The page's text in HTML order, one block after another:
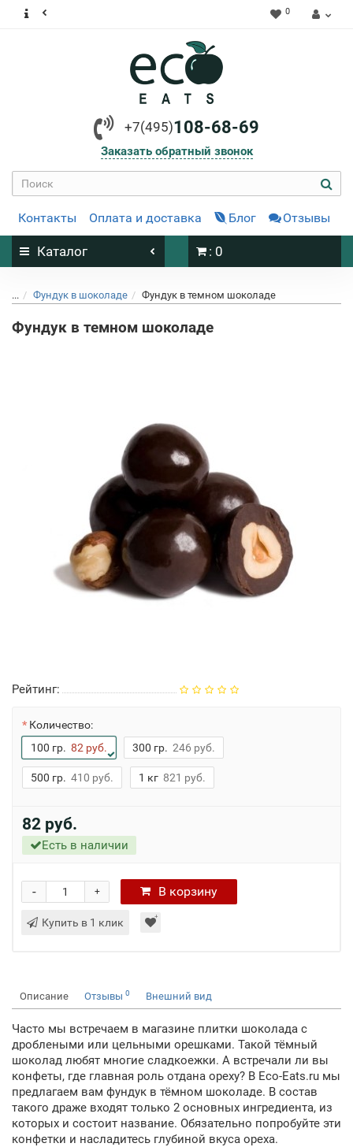
0
+7(495)108-68-69
Заказать обратный звонок
Контакты Оплата и доставка Блог Отзывы
Каталог : 0
... Фундук в шоколаде Фундук в темном шоколаде
Фундук в темном шоколаде
Рейтинг:
Количество:
100 гр. 82 руб. 300 гр. 246 руб.
500 гр. 410 руб. 1 кг 821 руб.
82 руб.
Есть в наличии
+
- В корзину
Купить в 1 клик
Описание Отзывы 0 Внешний вид
Часто мы встречаем в магазине плитки шоколада с
дроблеными или цельными орешками. Такой тёмный
шоколад любят многие сладкоежки. А встречали ли вы
конфеты, где главная роль отдана ореху? В Eco-Eats.ru мы
предлагаем вам фундук в тёмном шоколаде. В состав
такого драже входят только 2 основных ингредиента, из
которых и состоит название. Обязательно попробуйте эти
конфетки и насладитесь глубиной вкуса ореха.